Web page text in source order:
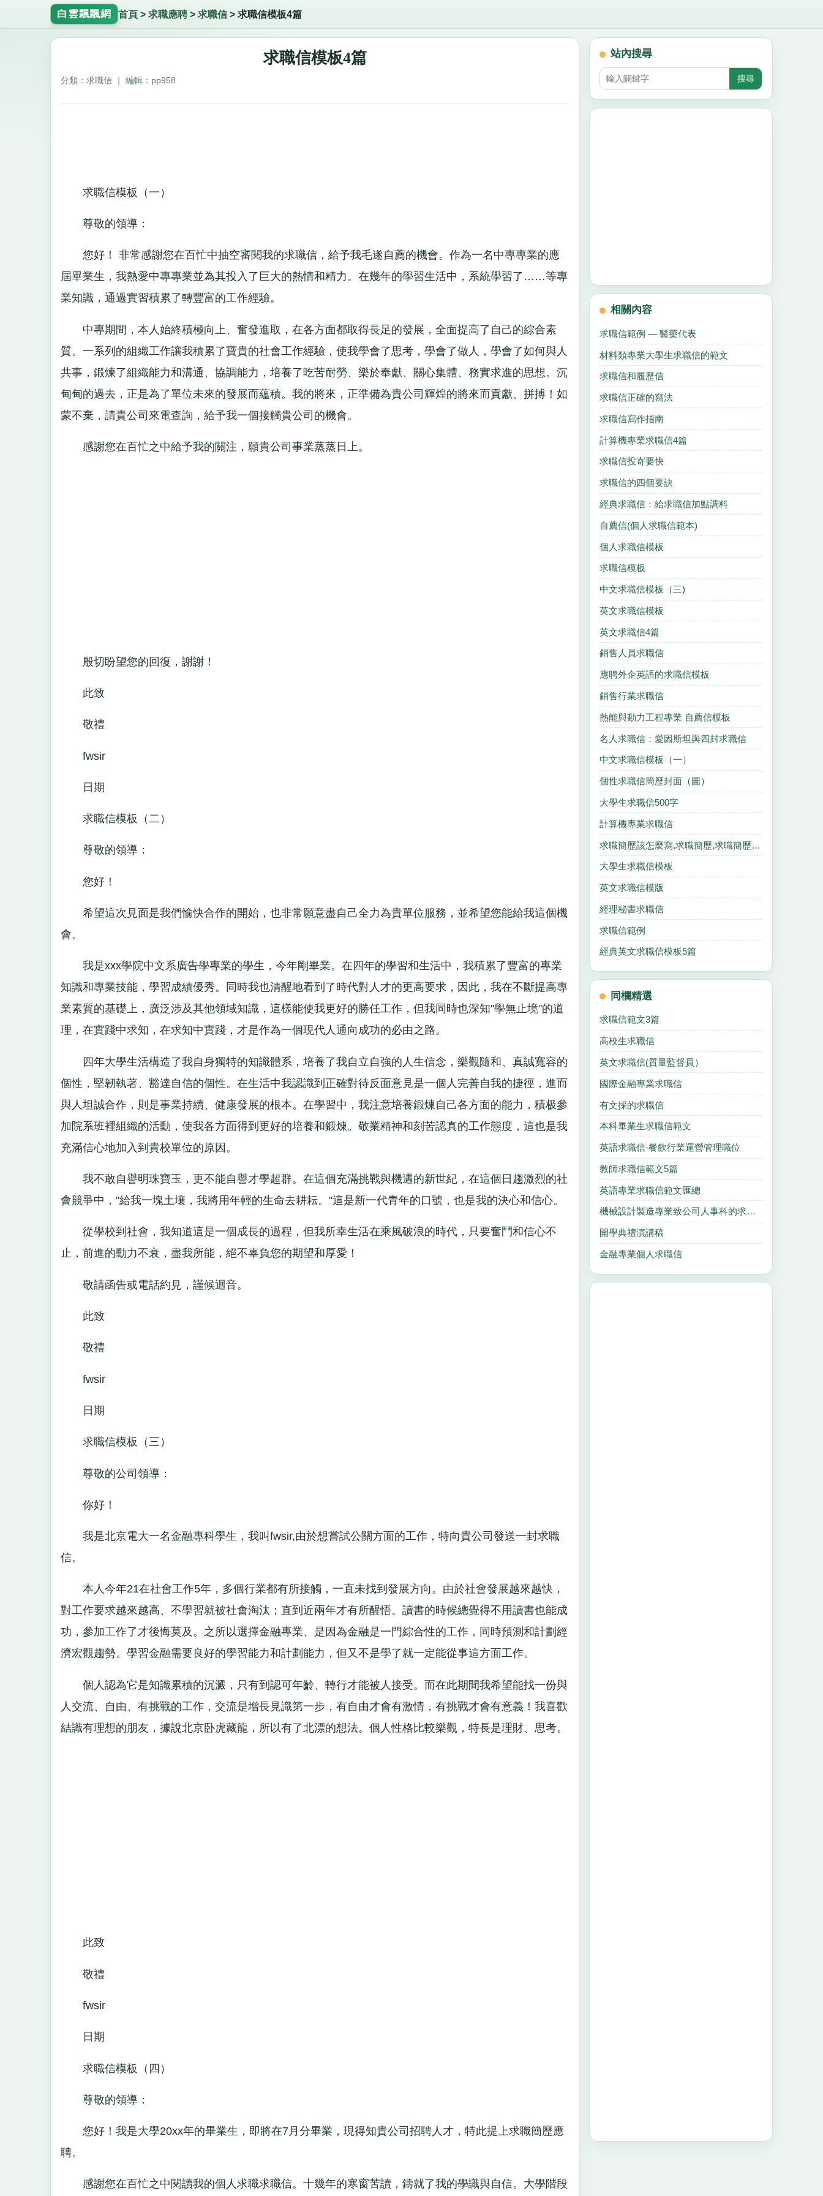
白雲飄飄網 首頁> 求職應聘> 求職信> 求職信模板4篇
求職信模板4篇
分類：求職信 ｜ 編輯：pp958
求職信模板（一）
尊敬的領導：
您好！ 非常感謝您在百忙中抽空審閱我的求職信，給予我毛遂自薦的機會。作為一名中專專業的應
屆畢業生，我熱愛中專專業並為其投入了巨大的熱情和精力。在幾年的學習生活中，系統學習了……等專
業知識，通過實習積累了轉豐富的工作經驗。
中專期間，本人始終積極向上、奮發進取，在各方面都取得長足的發展，全面提高了自己的綜合素
質。一系列的組織工作讓我積累了寶貴的社會工作經驗，使我學會了思考，學會了做人，學會了如何與人
共事，鍛煉了組織能力和溝通、協調能力，培養了吃苦耐勞、樂於奉獻、關心集體、務實求進的思想。沉
甸甸的過去，正是為了單位未來的發展而蘊積。我的將來，正準備為貴公司輝煌的將來而貢獻、拼搏！如
蒙不棄，請貴公司來電查詢，給予我一個接觸貴公司的機會。
感謝您在百忙之中給予我的關注，願貴公司事業蒸蒸日上。
殷切盼望您的回復，謝謝！
此致
敬禮
fwsir
日期
求職信模板（二）
尊敬的領導：
您好！
希望這次見面是我們愉快合作的開始，也非常願意盡自己全力為貴單位服務，並希望您能給我這個機
會。
我是xxx學院中文系廣告學專業的學生，今年剛畢業。在四年的學習和生活中，我積累了豐富的專業
知識和專業技能，學習成績優秀。同時我也清醒地看到了時代對人才的更高要求，因此，我在不斷提高專
業素質的基礎上，廣泛涉及其他領域知識，這樣能使我更好的勝任工作，但我同時也深知"學無止境"的道
理，在實踐中求知，在求知中實踐，才是作為一個現代人通向成功的必由之路。
四年大學生活構造了我自身獨特的知識體系，培養了我自立自強的人生信念，樂觀隨和、真誠寬容的
個性，堅韌執著、豁達自信的個性。在生活中我認識到正確對待反面意見是一個人完善自我的捷徑，進而
與人坦誠合作，則是事業持續、健康發展的根本。在學習中，我注意培養鍛煉自己各方面的能力，積极參
加院系班裡組織的活動，使我各方面得到更好的培養和鍛煉。敬業精神和刻苦認真的工作態度，這也是我
充滿信心地加入到貴校單位的原因。
我不敢自譽明珠寶玉，更不能自譽才學超群。在這個充滿挑戰與機遇的新世紀，在這個日趨激烈的社
會競爭中，"給我一塊土壤，我將用年輕的生命去耕耘。"這是新一代青年的口號，也是我的決心和信心。
從學校到社會，我知道這是一個成長的過程，但我所幸生活在乘風破浪的時代，只要奮鬥和信心不
止，前進的動力不衰，盡我所能，絕不辜負您的期望和厚愛！
敬請函告或電話約見，謹候迴音。
此致
敬禮
fwsir
日期
求職信模板（三）
尊敬的公司領導：
你好！
我是北京電大一名金融專科學生，我叫fwsir,由於想嘗試公關方面的工作，特向貴公司發送一封求職
信。
本人今年21在社會工作5年，多個行業都有所接觸，一直未找到發展方向。由於社會發展越來越快，
對工作要求越來越高、不學習就被社會淘汰；直到近兩年才有所醒悟。讀書的時候總覺得不用讀書也能成
功，參加工作了才後悔莫及。之所以選擇金融專業、是因為金融是一門綜合性的工作，同時預測和計劃經
濟宏觀趨勢。學習金融需要良好的學習能力和計劃能力，但又不是學了就一定能從事這方面工作。
個人認為它是知識累積的沉澱，只有到認可年齡、轉行才能被人接受。而在此期間我希望能找一份與
人交流、自由、有挑戰的工作，交流是增長見識第一步，有自由才會有激情，有挑戰才會有意義！我喜歡
結識有理想的朋友，據說北京卧虎藏龍，所以有了北漂的想法。個人性格比較樂觀，特長是理財、思考。
此致
敬禮
fwsir
日期
求職信模板（四）
尊敬的領導：
您好！我是大學20xx年的畢業生，即將在7月分畢業，現得知貴公司招聘人才，特此提上求職簡歷應
聘。
感謝您在百忙之中閱讀我的個人求職求職信。十幾年的寒窗苦讀，鑄就了我的學識與自信。大學階段
站內搜尋
相關內容
求職信範例 — 醫藥代表
材料類專業大學生求職信的範文
求職信和履歷信
求職信正確的寫法
求職信寫作指南
計算機專業求職信4篇
求職信投寄要快
求職信的四個要訣
經典求職信：給求職信加點調料
自薦信(個人求職信範本)
個人求職信模板
求職信模板
中文求職信模板（三)
英文求職信模板
英文求職信4篇
銷售人員求職信
應聘外企英語的求職信模板
銷售行業求職信
熱能與動力工程專業 自薦信模板
名人求職信：愛因斯坦與四封求職信
中文求職信模板（一）
個性求職信簡歷封面（圖）
大學生求職信500字
計算機專業求職信
求職簡歷該怎麼寫,求職簡歷,求職簡歷,求職簡歷.
大學生求職信模板
英文求職信模版
經理秘書求職信
求職信範例
經典英文求職信模板5篇
同欄精選
求職信範文3篇
高校生求職信
英文求職信(質量監督員）
國際金融專業求職信
有文採的求職信
本科畢業生求職信範文
英語求職信-餐飲行業運營管理職位
教師求職信範文5篇
英語專業求職信範文匯總
機械設計製造專業致公司人事科的求職信
開學典禮演講稿
金融專業個人求職信